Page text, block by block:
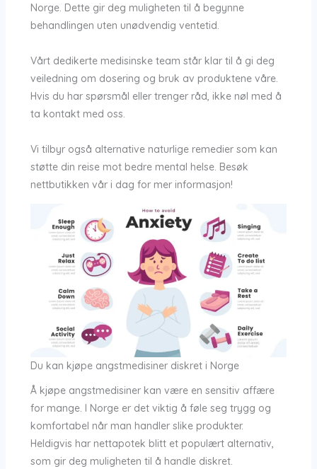
Norge. Dette gir deg muligheten til å begynne
behandlingen uten unødvendig ventetid.
Vårt dedikerte medisinske team står klar til å gi deg
veiledning om dosering og bruk av produktene våre.
Hvis du har spørsmål eller trenger råd, ikke nøl med å
ta kontakt med oss.
Vi tilbyr også alternative naturlige remedier som kan
støtte din reise mot bedre mental helse. Besøk
nettbutikken vår i dag for mer informasjon!
Du kan kjøpe angstmedisiner diskret i Norge
Å kjøpe angstmedisiner kan være en sensitiv affære
for mange. I Norge er det viktig å føle seg trygg og
komfortabel når man handler slike produkter.
Heldigvis har nettapotek blitt et populært alternativ,
som gir deg muligheten til å handle diskret.